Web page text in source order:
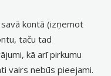
kontā (izņemot
taču tad
kā arī pirkumu
vairs nebūs pieejami.